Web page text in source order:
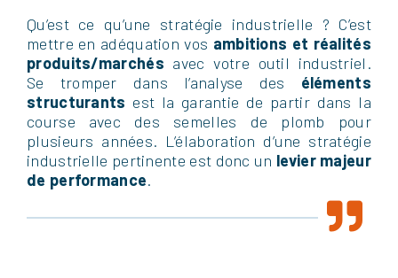
Qu’est ce qu’une stratégie industrielle ? C’est
mettre en adéquation vos ambitions et réalités
produits/marchés avec votre outil industriel.
Se tromper dans l’analyse des éléments
structurants est la garantie de partir dans la
course avec des semelles de plomb pour
plusieurs années. L’élaboration d’une stratégie
industrielle pertinente est donc un levier majeur
de performance.